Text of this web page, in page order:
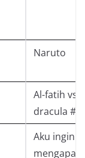
Naruto
Al-fatih vs
dracula #1
Aku ingin
mengapa